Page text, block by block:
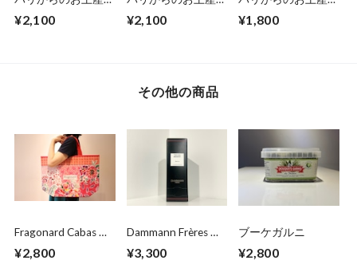
Frères アイスティー
¥2,100
Frères アイスティー
¥2,100
Frères 缶入アールグ
¥1,800
その他の商品
Fragonard Cabas バ
レッド
¥2,800
Dammann Frères ブ
ィーパック２４個
¥3,300
ブーケガルニ
¥2,800